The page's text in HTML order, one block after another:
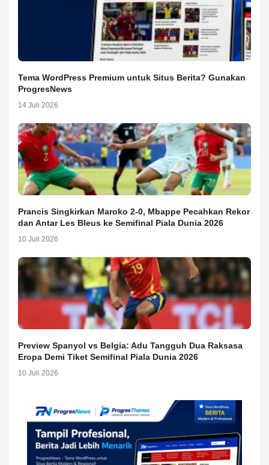
Tema WordPress Premium untuk Situs Berita? Gunakan
ProgresNews
14 Juli 2026
Prancis Singkirkan Maroko 2-0, Mbappe Pecahkan Rekor
dan Antar Les Bleus ke Semifinal Piala Dunia 2026
10 Juli 2026
Preview Spanyol vs Belgia: Adu Tangguh Dua Raksasa
Eropa Demi Tiket Semifinal Piala Dunia 2026
10 Juli 2026